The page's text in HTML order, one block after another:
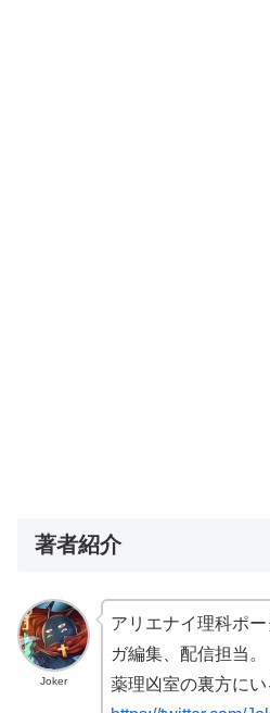
著者紹介
Joker
アリエナイ理科ポ
ガ編集、配信担当。
薬理凶室の裏方にい